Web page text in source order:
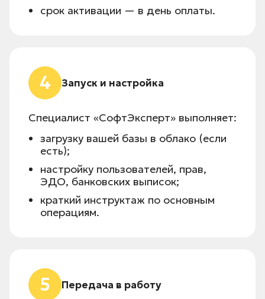
срок активации — в день оплаты.
4 Запуск и настройка
Специалист «СофтЭксперт» выполняет:
загрузку вашей базы в облако (если
есть);
настройку пользователей, прав,
ЭДО, банковских выписок;
краткий инструктаж по основным
операциям.
5 Передача в работу